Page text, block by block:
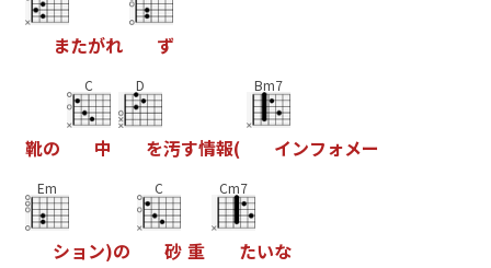
またがれ ず
靴の
C
中
D
を汚す情報(
Bm7
インフォメー
Em
ショ ン)の
C
砂 重
Cm7
たいな